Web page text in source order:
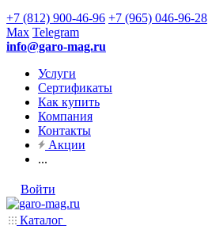
+7 (812) 900-46-96 +7 (965) 046-96-28
Max Telegram
info@garo-mag.ru
Услуги
Сертификаты
Как купить
Компания
Контакты
Акции
...
Войти
Каталог